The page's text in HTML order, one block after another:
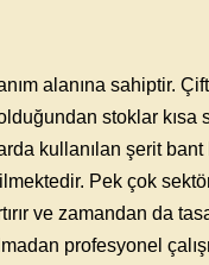
alanına sahiptir.
stoklar
kullanılan şerit bant
Pek çok
artırır ve zamandan
profesyonel